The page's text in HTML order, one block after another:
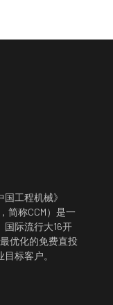
工程机械》
简称CCM）是一
国际流行大16开
优化的免费直投
标客户。